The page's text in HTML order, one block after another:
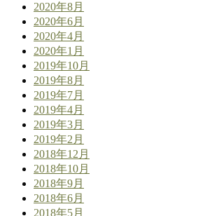
2020年8月
2020年6月
2020年4月
2020年1月
2019年10月
2019年8月
2019年7月
2019年4月
2019年3月
2019年2月
2018年12月
2018年10月
2018年9月
2018年6月
2018年5月